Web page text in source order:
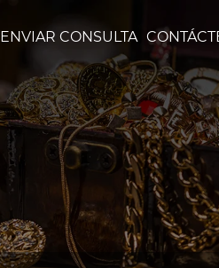
ENVIAR CONSULTA